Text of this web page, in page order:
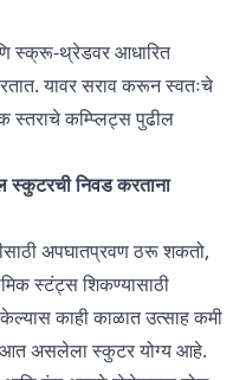
स्क्रू-थ्रेडवर आधारित
यावर सराव करून स्वतःचे
स्तराचे कम्प्लिट्स पुढील
स्कुटरची निवड करताना
अपघातप्रवण ठरू शकतो,
स्टंट्स शिकण्यासाठी
काही काळात उत्साह कमी
आत असलेला स्कुटर योग्य आहे.